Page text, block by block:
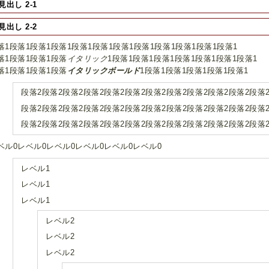
出し 2-1
出し 2-2
1段落1段落1段落1段落1段落1段落1段落1段落1段落1段落1段落1
1段落1段落1段落 イタリック1段落1段落1段落1段落1段落1段落1段落1
1段落1段落1段落 イタリックボールド1段落1段落1段落1段落1段落1
段落2段落2段落2段落2段落2段落2段落2段落2段落2段落2段落2段落
段落2段落2段落2段落2段落2段落2段落2段落2段落2段落2段落2段落
段落2段落2段落2段落2段落2段落2段落2段落2段落2段落2段落2段落
ル0レベル0レベル0レベル0レベル0レベル0
レベル1
レベル1
レベル1
レベル2
レベル2
レベル2